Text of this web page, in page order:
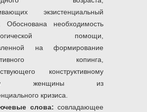
экзистенциальный
Обоснована необходимость
помощи,
на формирование
копинга,
конструктивному
женщины из
кризиса.
слова: совладающее